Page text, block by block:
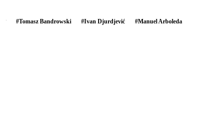
#Tomasz Bandrowski #Ivan Djurdjević #Manuel Arboleda